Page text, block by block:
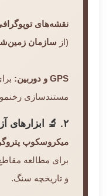
نقشه‌های
(از سازمان
GPS و دوربین:
مستندسازی
۲. 🔬 ابزارهای آزمایشگاهی:
میکروسکوپ
برای مطالعه
و تاریخچه سنگ.